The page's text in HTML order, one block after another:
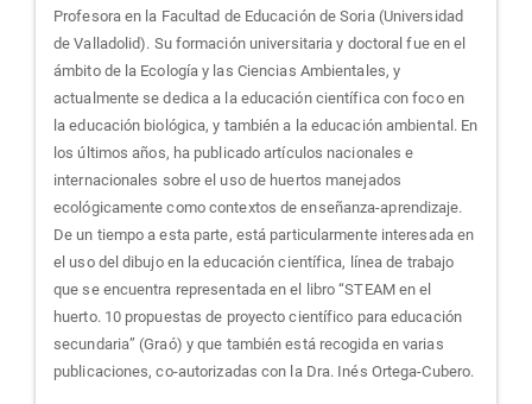
Profesora en la Facultad de Educación de Soria (Universidad
de Valladolid). Su formación universitaria y doctoral fue en el
ámbito de la Ecología y las Ciencias Ambientales, y
actualmente se dedica a la educación científica con foco en
la educación biológica, y también a la educación ambiental. En
los últimos años, ha publicado artículos nacionales e
internacionales sobre el uso de huertos manejados
ecológicamente como contextos de enseñanza-aprendizaje.
De un tiempo a esta parte, está particularmente interesada en
el uso del dibujo en la educación científica, línea de trabajo
que se encuentra representada en el libro “STEAM en el
huerto. 10 propuestas de proyecto científico para educación
secundaria” (Graó) y que también está recogida en varias
publicaciones, co-autorizadas con la Dra. Inés Ortega-Cubero.